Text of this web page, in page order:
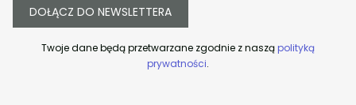
DOŁĄCZ DO NEWSLETTERA
Twoje dane będą przetwarzane zgodnie z nasząpolityką
prywatności.